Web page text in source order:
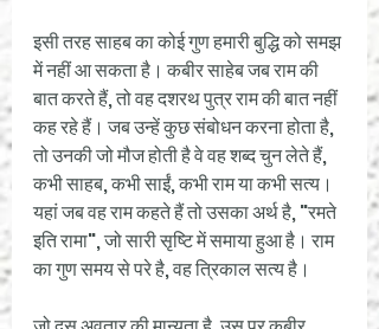
इसी तरह साहब का कोई गुण हमारी बुद्धि को समझ
में नहीं आ सकता है। कबीर साहेब जब राम की
बात करते हैं, तो वह दशरथ पुत्र राम की बात नहीं
कह रहे हैं। जब उन्हें कुछ संबोधन करना होता है,
तो उनकी जो मौज होती है वे वह शब्द चुन लेते हैं,
कभी साहब, कभी साईं, कभी राम या कभी सत्य।
यहां जब वह राम कहते हैं तो उसका अर्थ है, "रमते
इति रामा", जो सारी सृष्टि में समाया हुआ है। राम
का गुण समय से परे है, वह त्रिकाल सत्य है।